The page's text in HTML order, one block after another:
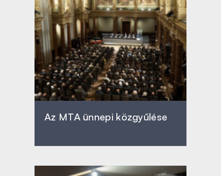
Az MTA ünnepi közgyűlése